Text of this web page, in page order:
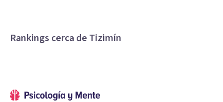
Rankings cerca de Tizimín